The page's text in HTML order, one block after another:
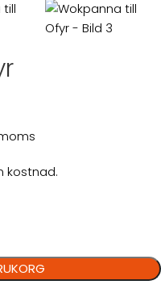
kostnad.